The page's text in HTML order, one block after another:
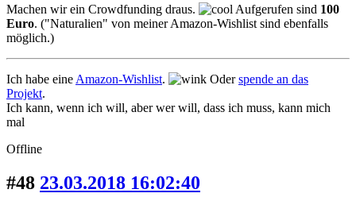
Machen wir ein Crowdfunding draus. Aufgerufen sind 100
Euro. ("Naturalien" von meiner Amazon-Wishlist sind ebenfalls
möglich.)
Ich habe eine Amazon-Wishlist. Oderspende an das
Projekt.
Ich kann, wenn ich will, aber wer will, dass ich muss, kann mich
mal
Offline
#48 23.03.2018 16:02:40